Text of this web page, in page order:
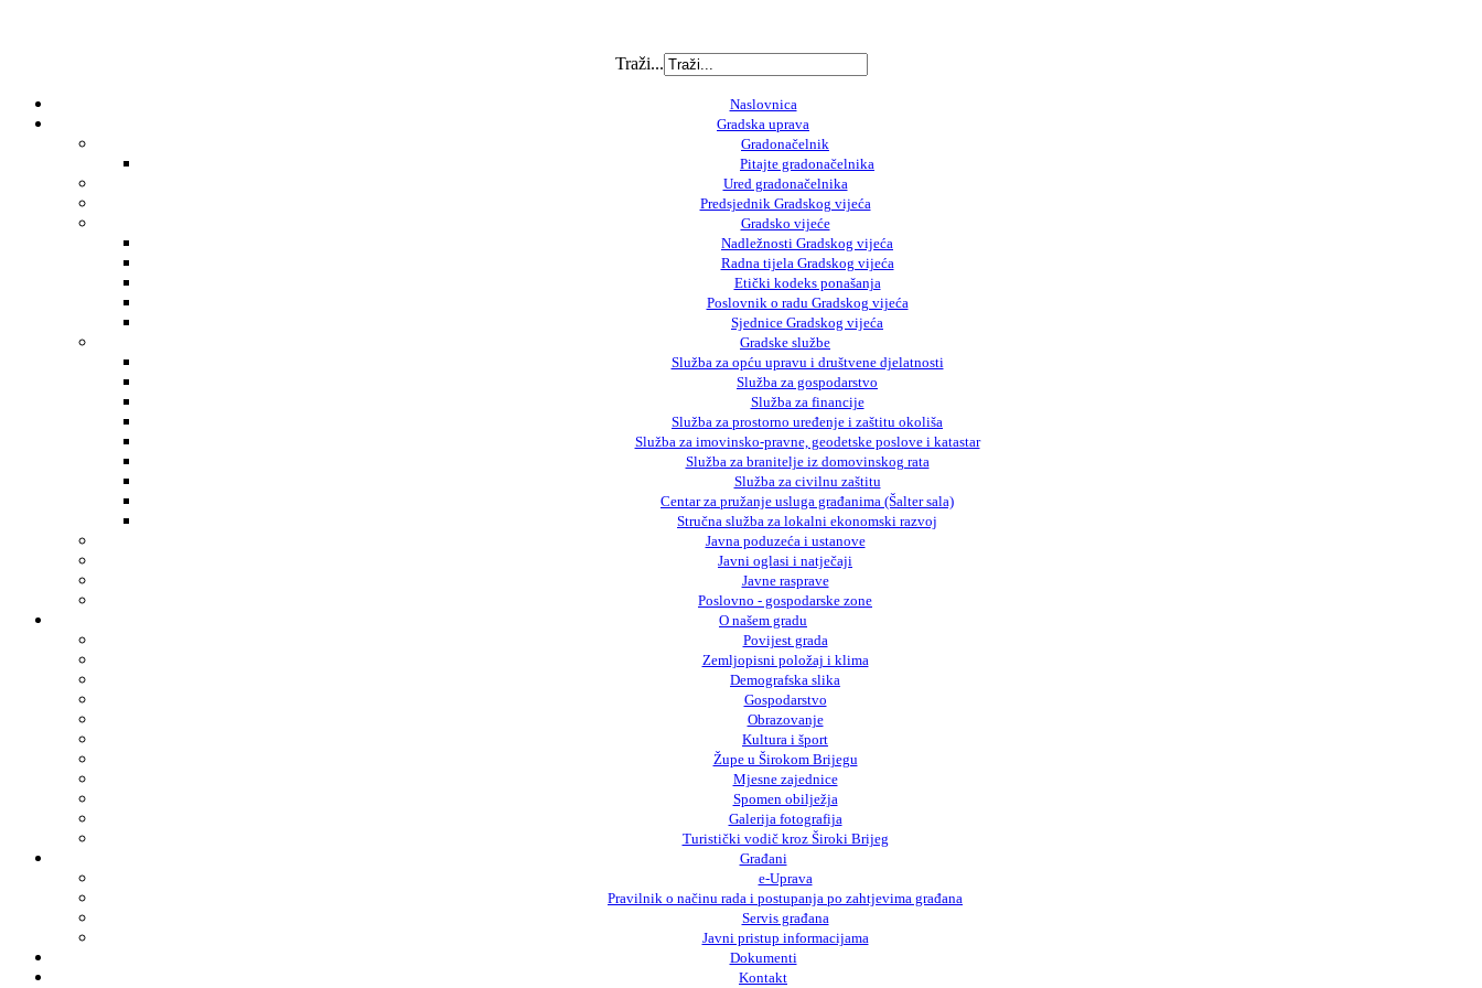
Traži...
Naslovnica
Gradska uprava
Gradonačelnik
Pitajte gradonačelnika
Ured gradonačelnika
Predsjednik Gradskog vijeća
Gradsko vijeće
Nadležnosti Gradskog vijeća
Radna tijela Gradskog vijeća
Etički kodeks ponašanja
Poslovnik o radu Gradskog vijeća
Sjednice Gradskog vijeća
Gradske službe
Služba za opću upravu i društvene djelatnosti
Služba za gospodarstvo
Služba za financije
Služba za prostorno uređenje i zaštitu okoliša
Služba za imovinsko-pravne, geodetske poslove i katastar
Služba za branitelje iz domovinskog rata
Služba za civilnu zaštitu
Centar za pružanje usluga građanima (Šalter sala)
Stručna služba za lokalni ekonomski razvoj
Javna poduzeća i ustanove
Javni oglasi i natječaji
Javne rasprave
Poslovno - gospodarske zone
O našem gradu
Povijest grada
Zemljopisni položaj i klima
Demografska slika
Gospodarstvo
Obrazovanje
Kultura i šport
Župe u Širokom Brijegu
Mjesne zajednice
Spomen obilježja
Galerija fotografija
Turistički vodič kroz Široki Brijeg
Građani
e-Uprava
Pravilnik o načinu rada i postupanja po zahtjevima građana
Servis građana
Javni pristup informacijama
Dokumenti
Kontakt